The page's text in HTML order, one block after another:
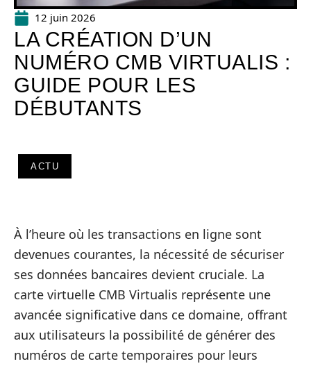
12 juin 2026
LA CRÉATION D’UN
NUMÉRO CMB VIRTUALIS :
GUIDE POUR LES
DÉBUTANTS
ACTU
À l’heure où les transactions en ligne sont
devenues courantes, la nécessité de sécuriser
ses données bancaires devient cruciale. La
carte virtuelle CMB Virtualis représente une
avancée significative dans ce domaine, offrant
aux utilisateurs la possibilité de générer des
numéros de carte temporaires pour leurs